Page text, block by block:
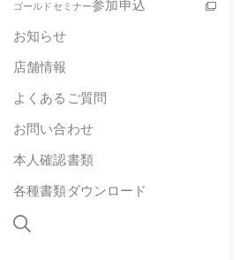
ゴールドセミナー参加申込
お知らせ
店舗情報
よくあるご質問
お問い合わせ
本人確認書類
各種書類ダウンロード